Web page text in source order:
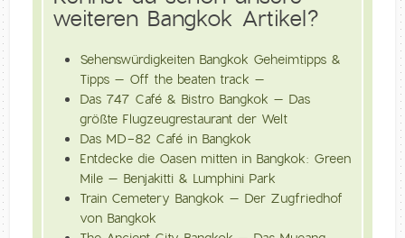
weiteren Bangkok Artikel?
Sehenswürdigkeiten Bangkok Geheimtipps &
Tipps – Off the beaten track –
Das 747 Café & Bistro Bangkok – Das
größte Flugzeugrestaurant der Welt
Das MD-82 Café in Bangkok
Entdecke die Oasen mitten in Bangkok: Green
Mile – Benjakitti & Lumphini Park
Train Cemetery Bangkok – Der Zugfriedhof
von Bangkok